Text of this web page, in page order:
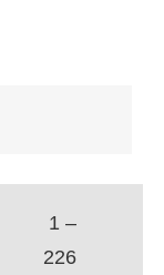
1 –
226